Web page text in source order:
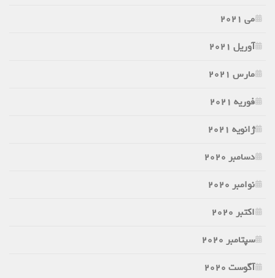
می 2021
آوریل 2021
مارس 2021
فوریه 2021
ژانویه 2021
دسامبر 2020
نوامبر 2020
اکتبر 2020
سپتامبر 2020
آگوست 2020